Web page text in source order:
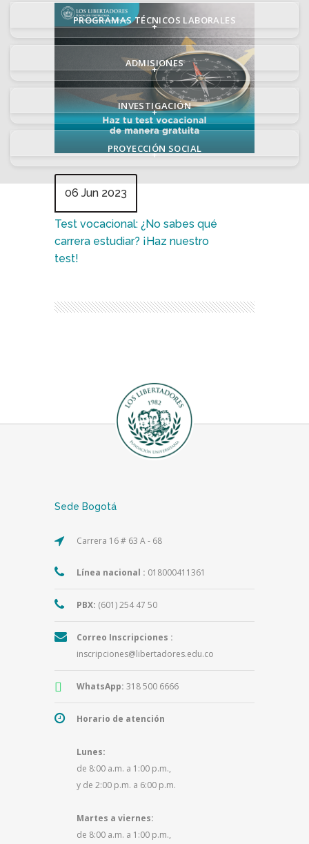
PROGRAMAS TÉCNICOS LABORALES
+
ADMISIONES
+
INVESTIGACIÓN
+
PROYECCIÓN SOCIAL
+
06 Jun 2023
Test vocacional: ¿No sabes qué
carrera estudiar? ¡Haz nuestro
test!
Sede Bogotá
Carrera 16 # 63 A - 68
Línea nacional : 018000411361
PBX: (601) 254 47 50
Correo Inscripciones :
inscripciones@libertadores.edu.co
WhatsApp: 318 500 6666
Horario de atención
Lunes:
de 8:00 a.m. a 1:00 p.m.,
y de 2:00 p.m. a 6:00 p.m.
Martes a viernes:
de 8:00 a.m. a 1:00 p.m.,